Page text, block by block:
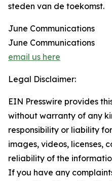
steden van de toekomst.
June Communications
June Communications
email us here
Legal Disclaimer:
EIN Presswire provides
without warranty of any
responsibility or liability
images, videos, licenses,
reliability of the
If you have any